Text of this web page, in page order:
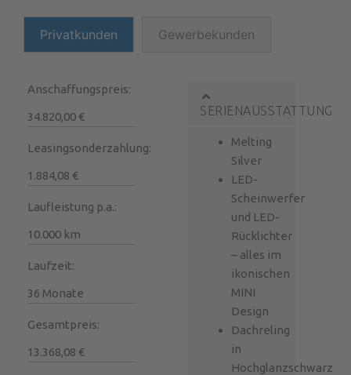
Privatkunden Gewerbekunden
Anschaffungspreis:
34.820,00 €
Leasingsonderzahlung:
1.884,08 €
Laufleistung p.a.:
10.000 km
Laufzeit:
36 Monate
Gesamtpreis:
13.368,08‬ €
SERIENAUSSTATTUNG
Melting
Silver
LED-
Scheinwerfer
und LED-
Rücklichter
– alles im
ikonischen
MINI
Design
Dachreling
in
Hochglanzschwarz